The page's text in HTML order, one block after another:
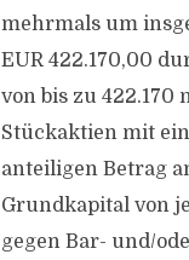
mehrmals um
EUR 422.170,00
von bis zu 422.170
Stückaktien mit
anteiligen Betrag
Grundkapital von
gegen Bar- und/